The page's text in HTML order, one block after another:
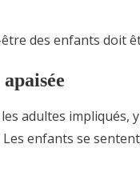
des enfants doit
adultes impliqués,
enfants se